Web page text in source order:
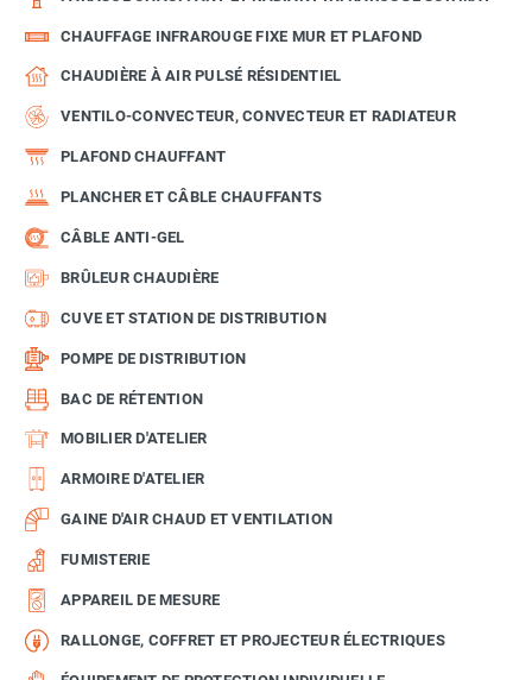
CHAUFFAGE INFRAROUGE FIXE MUR ET PLAFOND
CHAUDIÈRE À AIR PULSÉ RÉSIDENTIEL
VENTILO-CONVECTEUR, CONVECTEUR ET RADIATEUR
PLAFOND CHAUFFANT
PLANCHER ET CÂBLE CHAUFFANTS
CÂBLE ANTI-GEL
BRÛLEUR CHAUDIÈRE
CUVE ET STATION DE DISTRIBUTION
POMPE DE DISTRIBUTION
BAC DE RÉTENTION
MOBILIER D'ATELIER
ARMOIRE D'ATELIER
GAINE D'AIR CHAUD ET VENTILATION
FUMISTERIE
APPAREIL DE MESURE
RALLONGE, COFFRET ET PROJECTEUR ÉLECTRIQUES